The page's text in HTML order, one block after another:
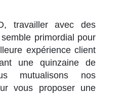
travailler avec des
primordial pour
expérience client
une quinzaine de
mutualisons nos
vous proposer une